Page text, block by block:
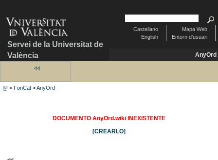
Servei de la Universitat de
València
Mapa Web
Entorn d'usuari
Castellano
English
AnyOrd
@ >FonCat >AnyOrd
DOCUMENTO AnyOrd.wiki INEXISTENTE
[CREARLO]